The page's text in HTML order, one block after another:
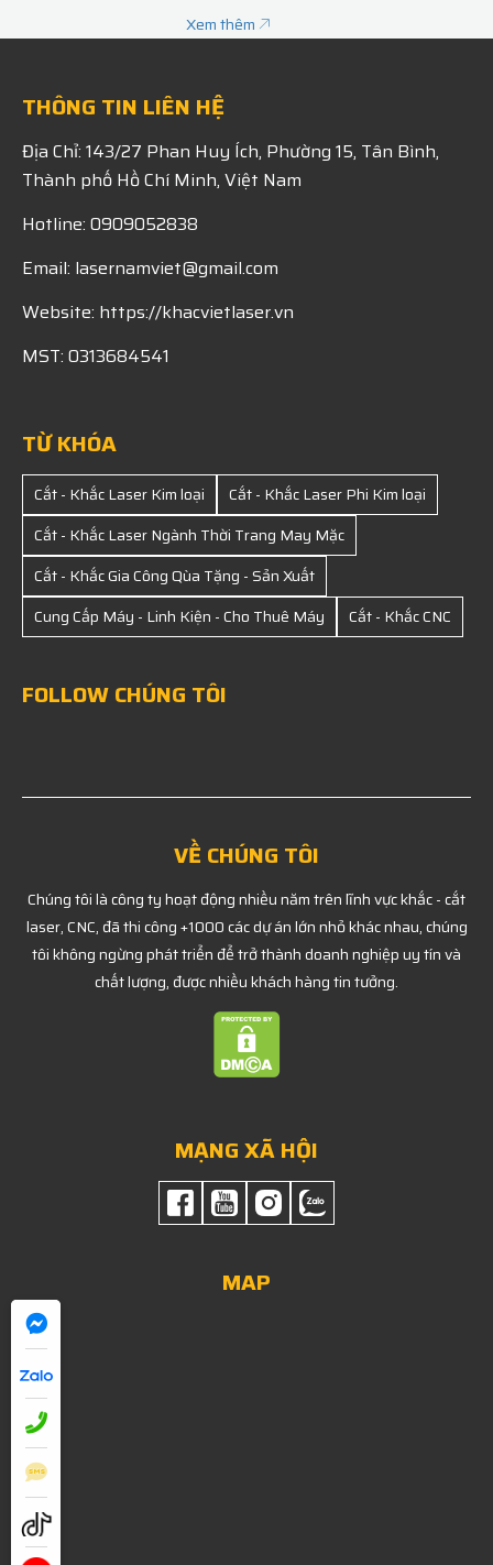
Xem thêm
THÔNG TIN LIÊN HỆ
Địa Chỉ: 143/27 Phan Huy Ích, Phường 15, Tân Bình,
Thành phố Hồ Chí Minh, Việt Nam
Hotline: 0909052838
Email: lasernamviet@gmail.com
Website: https://khacvietlaser.vn
MST: 0313684541
TỪ KHÓA
Cắt - Khắc Laser Kim loại
Cắt - Khắc Laser Phi Kim loại
Cắt - Khắc Laser Ngành Thời Trang May Mặc
Cắt - Khắc Gia Công Qùa Tặng - Sản Xuất
Cung Cấp Máy - Linh Kiện - Cho Thuê Máy
Cắt - Khắc CNC
FOLLOW CHÚNG TÔI
VỀ CHÚNG TÔI
Chúng tôi là công ty hoạt động nhiều năm trên lĩnh vực khắc - cắt
laser, CNC, đã thi công +1000 các dự án lớn nhỏ khác nhau, chúng
tôi không ngừng phát triển để trở thành doanh nghiệp uy tín và
chất lượng, được nhiều khách hàng tin tưởng.
MẠNG XÃ HỘI
MAP